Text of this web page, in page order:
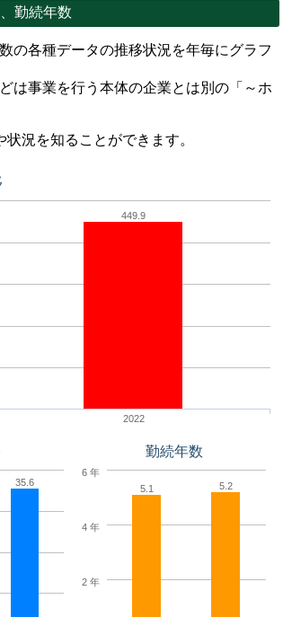
勤続年数
の各種データの推移状況を年毎にグラフ
は事業を行う本体の企業とは別の「～ホ
況を知ることができます。
449.9
2022
35.6
勤続年数
5.1 5.2
2 年
4 年
6 年